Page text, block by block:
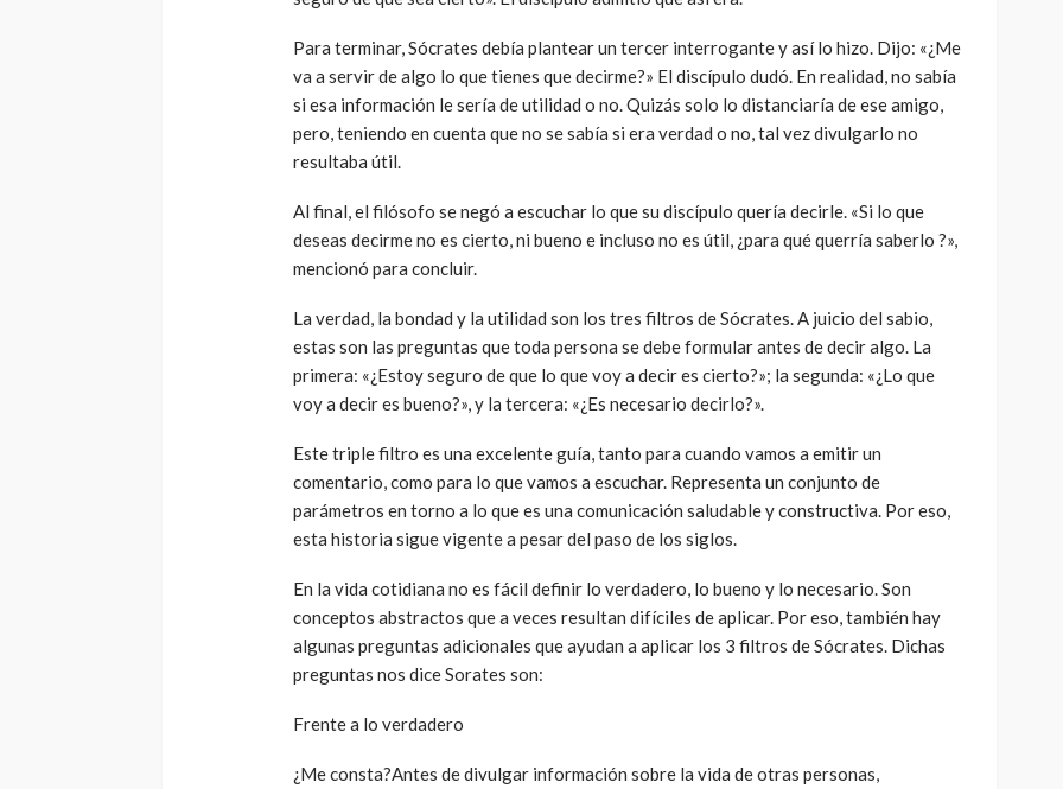
Para terminar, Sócrates debía plantear un tercer interrogante y así lo hizo. Dijo: «¿Me
va a servir de algo lo que tienes que decirme?» El discípulo dudó. En realidad, no sabía
si esa información le sería de utilidad o no. Quizás solo lo distanciaría de ese amigo,
pero, teniendo en cuenta que no se sabía si era verdad o no, tal vez divulgarlo no
resultaba útil.
Al final, el filósofo se negó a escuchar lo que su discípulo quería decirle. «Si lo que
deseas decirme no es cierto, ni bueno e incluso no es útil, ¿para qué querría saberlo ?»,
mencionó para concluir.
La verdad, la bondad y la utilidad son los tres filtros de Sócrates. A juicio del sabio,
estas son las preguntas que toda persona se debe formular antes de decir algo. La
primera: «¿Estoy seguro de que lo que voy a decir es cierto?»; la segunda: «¿Lo que
voy a decir es bueno?», y la tercera: «¿Es necesario decirlo?».
Este triple filtro es una excelente guía, tanto para cuando vamos a emitir un
comentario, como para lo que vamos a escuchar. Representa un conjunto de
parámetros en torno a lo que es una comunicación saludable y constructiva. Por eso,
esta historia sigue vigente a pesar del paso de los siglos.
En la vida cotidiana no es fácil definir lo verdadero, lo bueno y lo necesario. Son
conceptos abstractos que a veces resultan difíciles de aplicar. Por eso, también hay
algunas preguntas adicionales que ayudan a aplicar los 3 filtros de Sócrates. Dichas
preguntas nos dice Sorates son:
Frente a lo verdadero
¿Me consta?Antes de divulgar información sobre la vida de otras personas,